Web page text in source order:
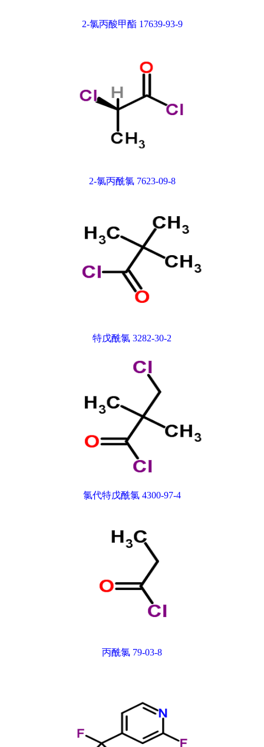
2-氯丙酸甲酯 17639-93-9
2-氯丙酰氯 7623-09-8
特戊酰氯 3282-30-2
氯代特戊酰氯 4300-97-4
丙酰氯 79-03-8